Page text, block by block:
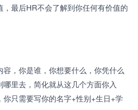
最后HR不会了解到你任何有价值的
，你是谁，你想要什么，你凭什么
里去，简化就从这几个方面你入
只需要写你的名字+性别+生日+学